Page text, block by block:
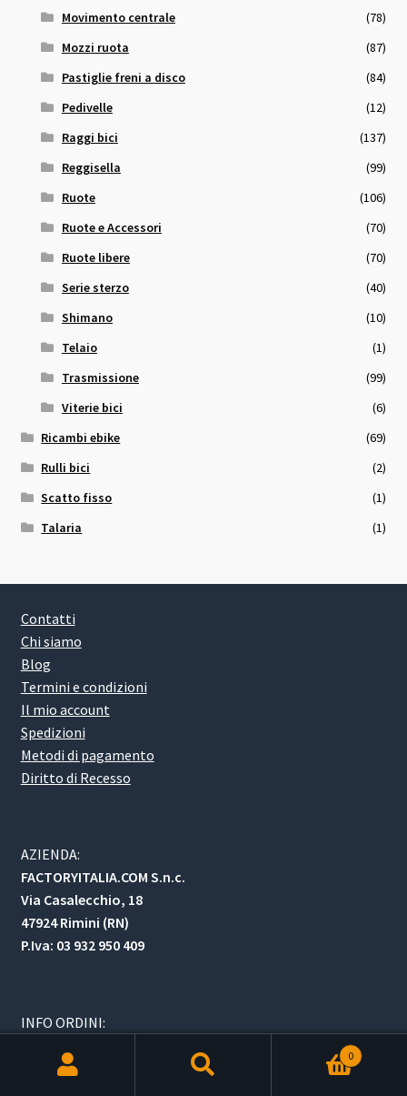
Movimento centrale
(78)
Mozzi ruota
(87)
Pastiglie freni a disco
(84)
Pedivelle
(12)
Raggi bici
(137)
Reggisella
(99)
Ruote
(106)
Ruote e Accessori
(70)
Ruote libere
(70)
Serie sterzo
(40)
Shimano
(10)
Telaio
(1)
Trasmissione
(99)
Viterie bici
(6)
Ricambi ebike
(69)
Rulli bici
(2)
Scatto fisso
(1)
Talaria
(1)
Contatti
Chi siamo
Blog
Termini e condizioni
Il mio account
Spedizioni
Metodi di pagamento
Diritto di Recesso
AZIENDA:
FACTORYITALIA.COM S.n.c.
Via Casalecchio, 18
47924 Rimini (RN)
P.Iva: 03 932 950 409
INFO ORDINI:
Telefono: 0541.646270
Products
0